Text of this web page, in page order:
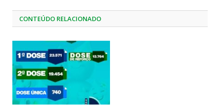
CONTEÚDO RELACIONADO